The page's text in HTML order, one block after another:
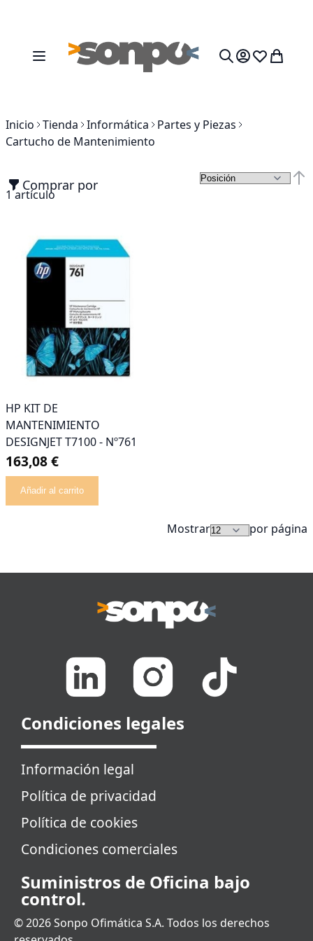
Toggle Nav Mi cesta
Inicio Tienda Informática
Partes y Piezas
Cartucho de Mantenimiento
Comprar por
1artículo
HP KIT DE
MANTENIMIENTO
DESIGNJET T7100 - Nº761
163,08 €
Añadir al carrito
Mostrar por página
Condiciones legales
Información legal
Política de privacidad
Política de cookies
Condiciones comerciales
Suministros de Oficina bajo
control.
© 2026 Sonpo Ofimática S.A. Todos los derechos